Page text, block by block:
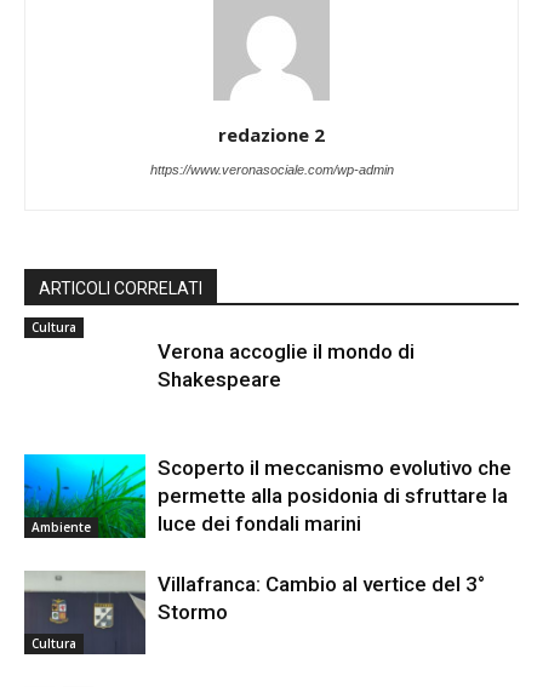
redazione 2
https://www.veronasociale.com/wp-admin
ARTICOLI CORRELATI
Cultura
Verona accoglie il mondo di
Shakespeare
Ambiente
Scoperto il meccanismo evolutivo che
permette alla posidonia di sfruttare la
luce dei fondali marini
Cultura
Villafranca: Cambio al vertice del 3°
Stormo